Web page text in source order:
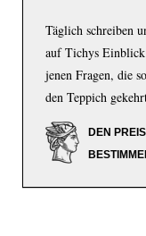
Täglich schreiben
auf Tichys
jenen Fragen, die
den Teppich
DEN